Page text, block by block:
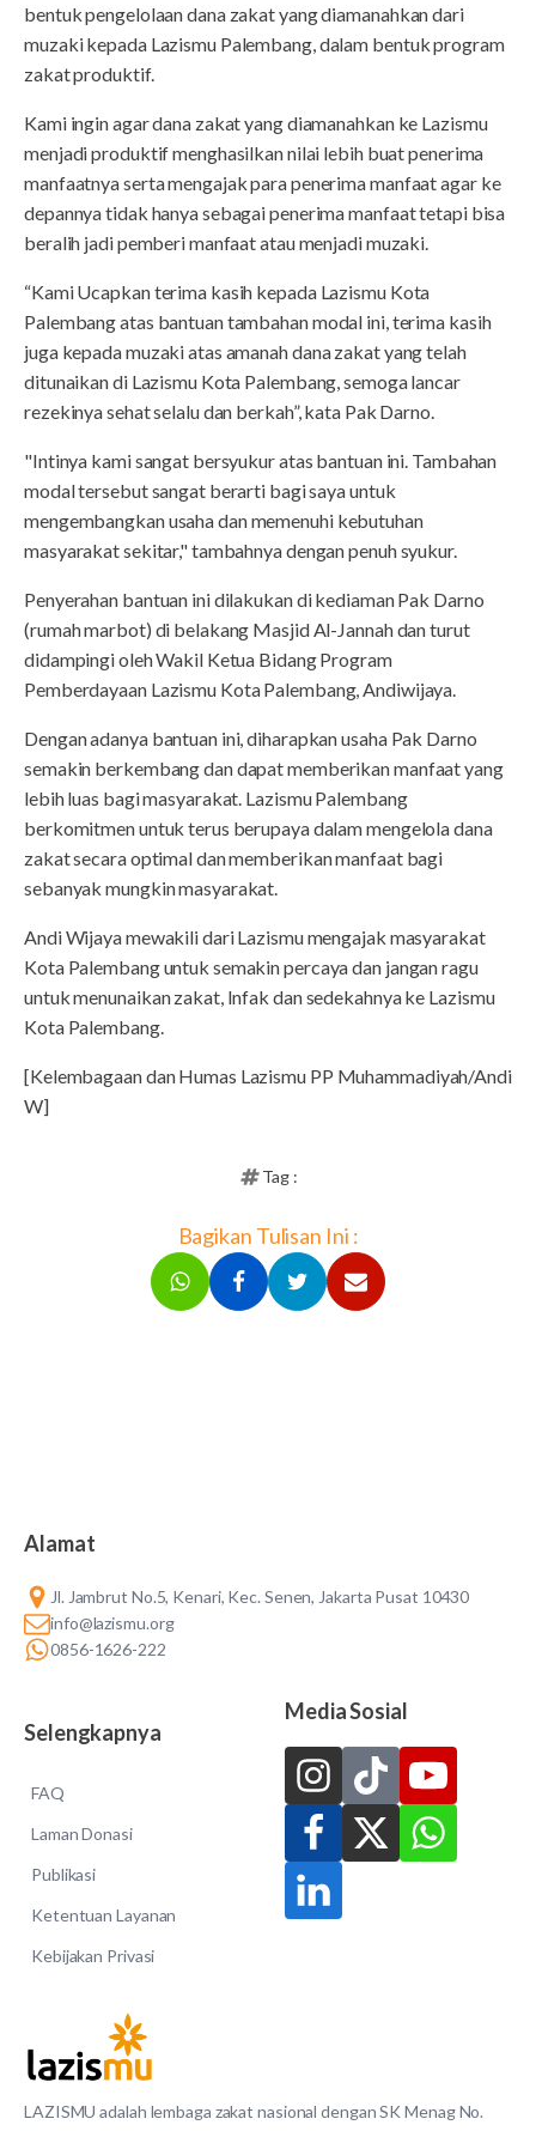
bentuk pengelolaan dana zakat yang diamanahkan dari
muzaki kepada Lazismu Palembang, dalam bentuk program
zakat produktif.
Kami ingin agar dana zakat yang diamanahkan ke Lazismu
menjadi produktif menghasilkan nilai lebih buat penerima
manfaatnya serta mengajak para penerima manfaat agar ke
depannya tidak hanya sebagai penerima manfaat tetapi bisa
beralih jadi pemberi manfaat atau menjadi muzaki.
“Kami Ucapkan terima kasih kepada Lazismu Kota
Palembang atas bantuan tambahan modal ini, terima kasih
juga kepada muzaki atas amanah dana zakat yang telah
ditunaikan di Lazismu Kota Palembang, semoga lancar
rezekinya sehat selalu dan berkah”, kata Pak Darno.
"Intinya kami sangat bersyukur atas bantuan ini. Tambahan
modal tersebut sangat berarti bagi saya untuk
mengembangkan usaha dan memenuhi kebutuhan
masyarakat sekitar," tambahnya dengan penuh syukur.
Penyerahan bantuan ini dilakukan di kediaman Pak Darno
(rumah marbot) di belakang Masjid Al-Jannah dan turut
didampingi oleh Wakil Ketua Bidang Program
Pemberdayaan Lazismu Kota Palembang, Andiwijaya.
Dengan adanya bantuan ini, diharapkan usaha Pak Darno
semakin berkembang dan dapat memberikan manfaat yang
lebih luas bagi masyarakat. Lazismu Palembang
berkomitmen untuk terus berupaya dalam mengelola dana
zakat secara optimal dan memberikan manfaat bagi
sebanyak mungkin masyarakat.
Andi Wijaya mewakili dari Lazismu mengajak masyarakat
Kota Palembang untuk semakin percaya dan jangan ragu
untuk menunaikan zakat, Infak dan sedekahnya ke Lazismu
Kota Palembang.
[Kelembagaan dan Humas Lazismu PP Muhammadiyah/Andi
W]
Tag :
Bagikan Tulisan Ini :
LAZISMU adalah lembaga zakat nasional dengan SK Menag No.
Alamat
Jl. Jambrut No.5, Kenari, Kec. Senen, Jakarta Pusat 10430
info@lazismu.org
0856-1626-222
Selengkapnya
FAQ
Laman Donasi
Publikasi
Ketentuan Layanan
Kebijakan Privasi
Media Sosial